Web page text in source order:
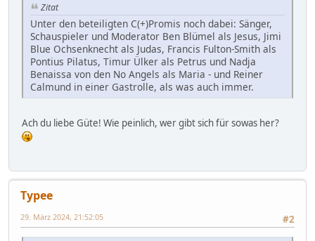
Zitat
Unter den beteiligten C(+)Promis noch dabei: Sänger,
Schauspieler und Moderator Ben Blümel als Jesus, Jimi
Blue Ochsenknecht als Judas, Francis Fulton-Smith als
Pontius Pilatus, Timur Ülker als Petrus und Nadja
Benaissa von den No Angels als Maria - und Reiner
Calmund in einer Gastrolle, als was auch immer.
Ach du liebe Güte! Wie peinlich, wer gibt sich für sowas her?
Typee
#2
29. März 2024, 21:52:05